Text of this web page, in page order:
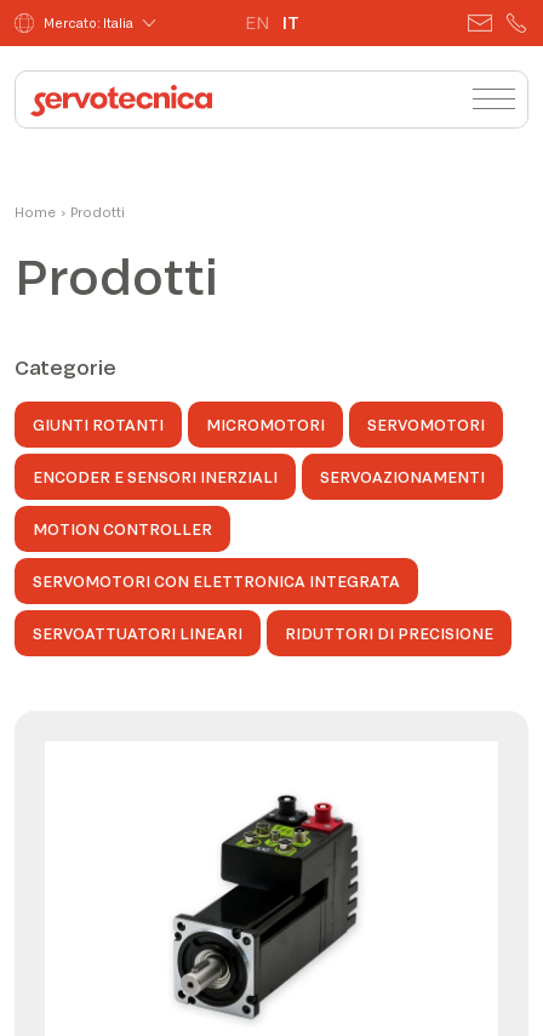
Mercato: Italia EN IT
Home › Prodotti
Prodotti
Categorie
GIUNTI ROTANTI MICROMOTORI SERVOMOTORI
ENCODER E SENSORI INERZIALI SERVOAZIONAMENTI
MOTION CONTROLLER
SERVOMOTORI CON ELETTRONICA INTEGRATA
SERVOATTUATORI LINEARI RIDUTTORI DI PRECISIONE